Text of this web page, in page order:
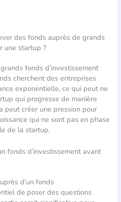
des fonds auprès de grands
une startup ?
fonds d’investissement
cherchent des entreprises
exponentielle, ce qui peut ne
qui progresse de manière
peut créer une pression pour
qui ne sont pas en phase
de la startup.
fonds d’investissement avant
d’un fonds
de poser des questions